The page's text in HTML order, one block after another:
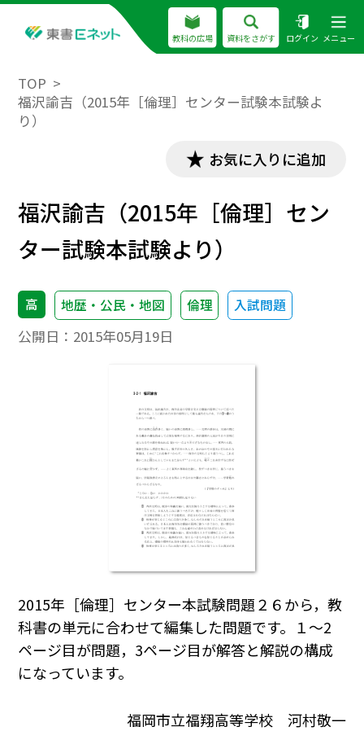
教科の広場 資料をさがす ログイン メニュー
TOP
福沢諭吉（2015年［倫理］センター試験本試験よ
り）
お気に入りに追加
福沢諭吉（2015年［倫理］セン
ター試験本試験より）
高 地歴・公民・地図 倫理 入試問題
公開日： 2015年05月19日
2015年［倫理］センター本試験問題２６から，教
科書の単元に合わせて編集した問題です。１～2
ページ目が問題，3ページ目が解答と解説の構成
になっています。
福岡市立福翔高等学校 河村敬一